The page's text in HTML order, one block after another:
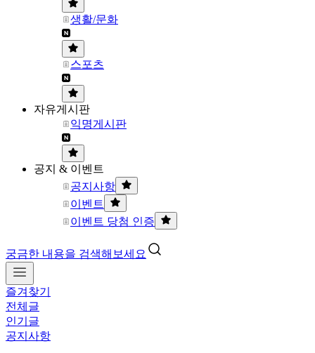
생활/문화
스포츠
자유게시판
익명게시판
공지 & 이벤트
공지사항
이벤트
이벤트 당첨 인증
궁금한 내용을 검색해보세요
즐겨찾기
전체글
인기글
공지사항